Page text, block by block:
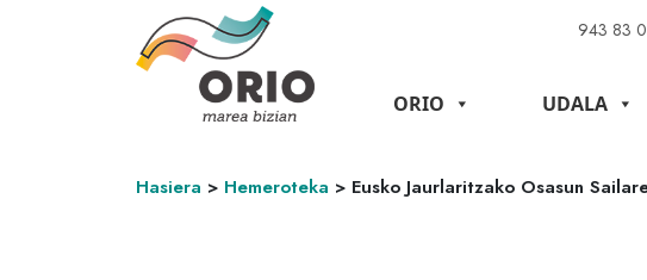
943 83
ORIO UDALA
Hasiera > Hemeroteka > Eusko Jaurlaritzako Osasun